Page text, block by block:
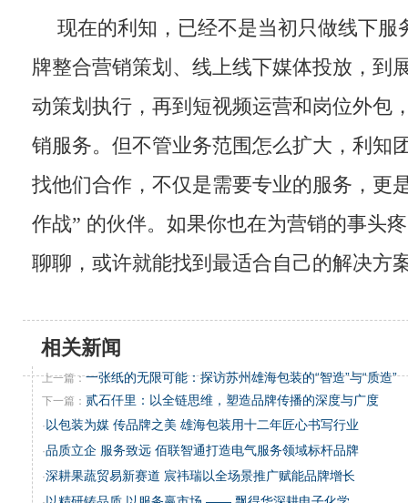
现在的利知，已经不是当初只做线下服
牌整合营销策划、线上线下媒体投放，到
动策划执行，再到短视频运营和岗位外包
销服务。但不管业务范围怎么扩大，利知
找他们合作，不仅是需要专业的服务，更
作战” 的伙伴。如果你也在为营销的事头
聊聊，或许就能找到最适合自己的解决方
相关新闻
上一篇：一张纸的无限可能：探访苏州雄海包装的“智造”与“质造”
下一篇： 贰石仟里：以全链思维，塑造品牌传播的深度与广度
· 以包装为媒 传品牌之美 雄海包装用十二年匠心书写行业
·品质立企 服务致远 佰联智通打造电气服务领域标杆品牌
·深耕果蔬贸易新赛道 宸祎瑞以全场景推广赋能品牌增长